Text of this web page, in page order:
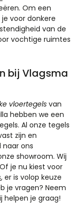
Om een
voor donkere
van de
vochtige ruimtes
bij Vlagsma
vloertegels van
hebben we een
Al onze tegels
zijn en
naar ons
showroom. Wij
je nu kiest voor
, er is volop keuze
je vragen? Neem
helpen je graag!